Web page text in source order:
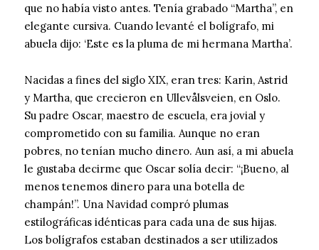
que no había visto antes. Tenía grabado “Martha”, en
elegante cursiva. Cuando levanté el bolígrafo, mi
abuela dijo: ‘Este es la pluma de mi hermana Martha’.
Nacidas a fines del siglo XIX, eran tres: Karin, Astrid
y Martha, que crecieron en Ullevålsveien, en Oslo.
Su padre Oscar, maestro de escuela, era jovial y
comprometido con su familia. Aunque no eran
pobres, no tenían mucho dinero. Aun así, a mi abuela
le gustaba decirme que Oscar solía decir: “¡Bueno, al
menos tenemos dinero para una botella de
champán!”. Una Navidad compró plumas
estilográficas idénticas para cada una de sus hijas.
Los bolígrafos estaban destinados a ser utilizados